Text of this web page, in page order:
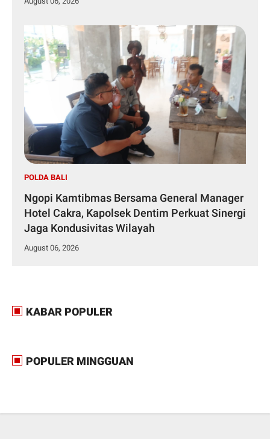
POLDA BALI
Ngopi Kamtibmas Bersama General Manager
Hotel Cakra, Kapolsek Dentim Perkuat Sinergi
Jaga Kondusivitas Wilayah
August 06, 2026
KABAR POPULER
POPULER MINGGUAN